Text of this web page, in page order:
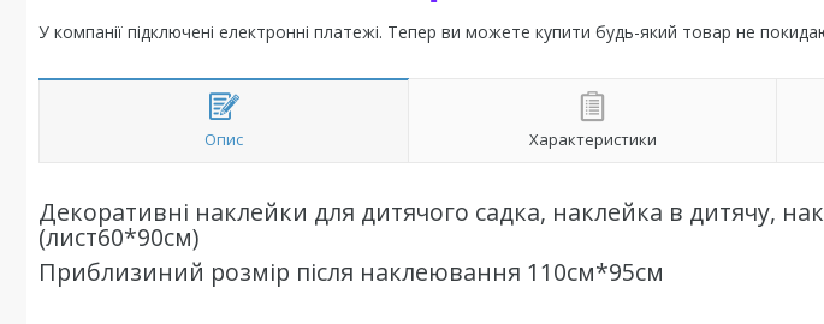
У компанії підключені електронні платежі. Тепер ви можете купити будь-який товар не
Опис Характеристики
Декоративні наклейки для дитячого садка, наклейка в дитячу,
(лист60*90см)
Приблизиний розмір після наклеювання 110см*95см